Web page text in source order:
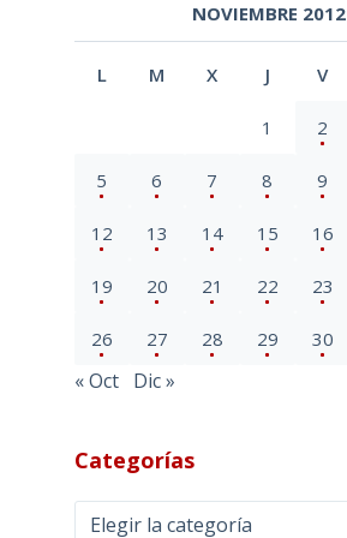
NOVIEMBRE 2012
L M X J V
1 2
5 6 7 8 9
12 13 14 15 16
19 20 21 22 23
26 27 28 29 30
« Oct Dic »
Categorías
Categorías